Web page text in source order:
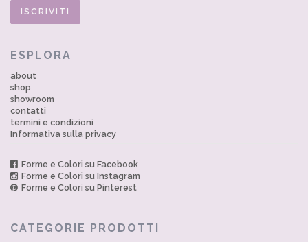
ESPLORA
about
shop
showroom
contatti
termini e condizioni
Informativa sulla privacy
Forme e Colori su Facebook
Forme e Colori su Instagram
Forme e Colori su Pinterest
CATEGORIE PRODOTTI